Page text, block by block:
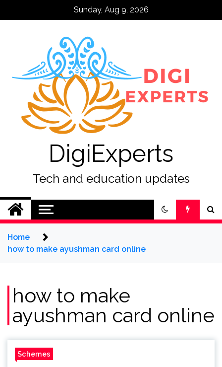
Sunday, Aug 9, 2026
DigiExperts
Tech and education updates
Home
how to make ayushman card online
how to make
ayushman card online
Schemes